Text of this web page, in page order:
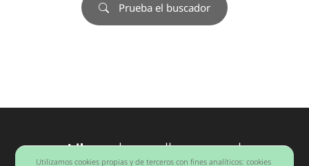
Prueba el buscador
Librosdesarrollo personal
Barcelona
Utilizamos cookies propias y de terceros con fines analíticos: cookies